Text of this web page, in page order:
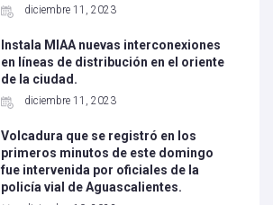
diciembre 11, 2023
Instala MIAA nuevas interconexiones
en líneas de distribución en el oriente
de la ciudad.
diciembre 11, 2023
Volcadura que se registró en los
primeros minutos de este domingo
fue intervenida por oficiales de la
policía vial de Aguascalientes.